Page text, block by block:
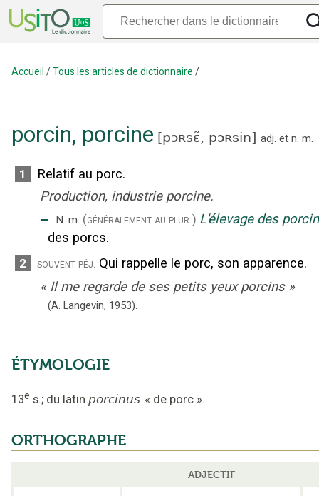
Accueil /Tous les articles de dictionnaire /
porcin, porcine [pɔʀsɛ̃, pɔʀsin] adj. et n. m.
1
Relatif au porc.
Production, industrie porcine.
‒ N. m. (généralement au plur.) L'élevage des
des porcs.
2 souvent péj. Qui rappelle le porc, son apparence.
« Il me regarde de ses petits yeux porcins »
(A. Langevin, 1953).
ÉTYMOLOGIE
13e s.; du latin porcinus « de porc ».
ORTHOGRAPHE
ADJECTIF